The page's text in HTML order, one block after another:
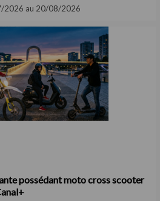
2026 au 20/08/2026
possédant moto cross scooter